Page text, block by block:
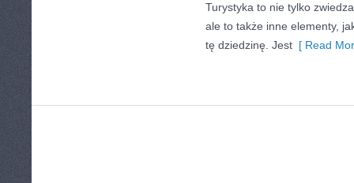
Turystyka to nie tylko
ale to także inne elementy,
tę dziedzinę. Jest [ Read